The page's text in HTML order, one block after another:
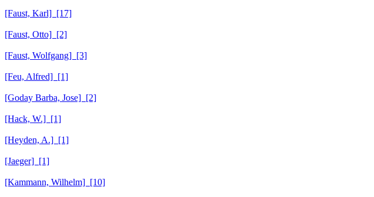
[Faust, Karl] [17]
[Faust, Otto] [2]
[Faust, Wolfgang] [3]
[Feu, Alfred] [1]
[Goday Barba, Jose] [2]
[Hack, W.] [1]
[Heyden, A.] [1]
[Jaeger] [1]
[Kammann, Wilhelm] [10]